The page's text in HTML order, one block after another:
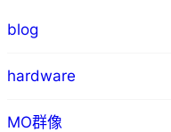
blog
hardware
MO群像